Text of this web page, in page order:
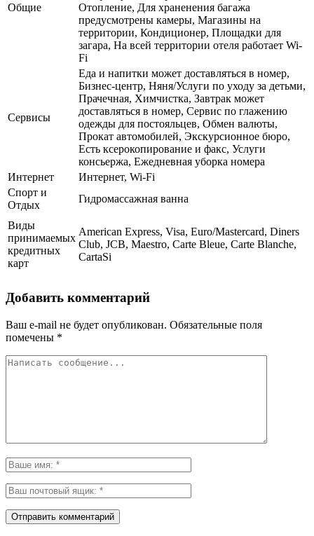
Общие
Отопление, Для храненения багажа
предусмотрены камеры, Магазины на
территории, Кондиционер, Площадки для
загара, На всей территории отеля работает Wi-
Fi
Сервисы
Еда и напитки может доставляться в номер,
Бизнес-центр, Няня/Услуги по уходу за детьми,
Прачечная, Химчистка, Завтрак может
доставляться в номер, Сервис по глажению
одежды для постояльцев, Обмен валюты,
Прокат автомобилей, Экскурсионное бюро,
Есть ксерокопирование и факс, Услуги
консьержа, Ежедневная уборка номера
Интернет
Интернет, Wi-Fi
Спорт и
Отдых
Гидромассажная ванна
Виды
принимаемых
кредитных
карт
American Express, Visa, Euro/Mastercard, Diners
Club, JCB, Maestro, Carte Bleue, Carte Blanche,
CartaSi
Добавить комментарий
Ваш e-mail не будет опубликован. Обязательные поля
помечены *